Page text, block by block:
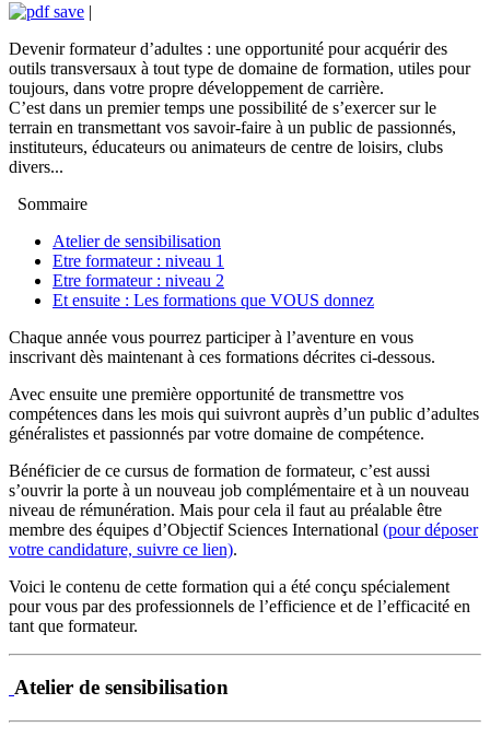
|
Devenir formateur d’adultes : une opportunité pour acquérir des
outils transversaux à tout type de domaine de formation, utiles pour
toujours, dans votre propre développement de carrière.
C’est dans un premier temps une possibilité de s’exercer sur le
terrain en transmettant vos savoir-faire à un public de passionnés,
instituteurs, éducateurs ou animateurs de centre de loisirs, clubs
divers...
Sommaire
Atelier de sensibilisation
Etre formateur : niveau 1
Etre formateur : niveau 2
Et ensuite : Les formations que VOUS donnez
Chaque année vous pourrez participer à l’aventure en vous
inscrivant dès maintenant à ces formations décrites ci-dessous.
Avec ensuite une première opportunité de transmettre vos
compétences dans les mois qui suivront auprès d’un public d’adultes
généralistes et passionnés par votre domaine de compétence.
Bénéficier de ce cursus de formation de formateur, c’est aussi
s’ouvrir la porte à un nouveau job complémentaire et à un nouveau
niveau de rémunération. Mais pour cela il faut au préalable être
membre des équipes d’Objectif Sciences International (pour déposer
votre candidature, suivre ce lien).
Voici le contenu de cette formation qui a été conçu spécialement
pour vous par des professionnels de l’efficience et de l’efficacité en
tant que formateur.
Atelier de sensibilisation